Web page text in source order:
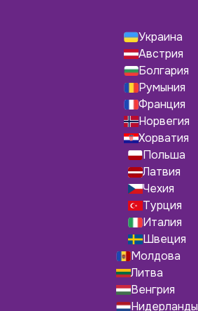
Украина
Австрия
Болгария
Румыния
Франция
Норвегия
Хорватия
Польша
Латвия
Чехия
Турция
Италия
Швеция
Молдова
Литва
Венгрия
Нидерланды